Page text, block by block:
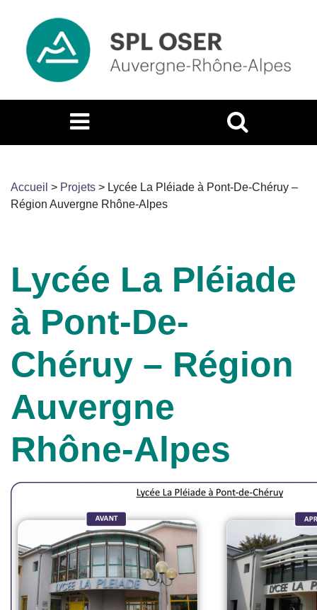
Accueil > Projets > Lycée La Pléiade à Pont-De-Chéruy –
Région Auvergne Rhône-Alpes
Lycée La Pléiade
à Pont-De-
Chéruy – Région
Auvergne
Rhône-Alpes